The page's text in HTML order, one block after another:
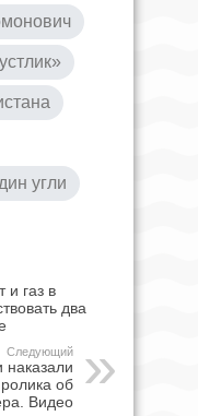
угли
и газ в
два
Следующий
наказали
об
Видео